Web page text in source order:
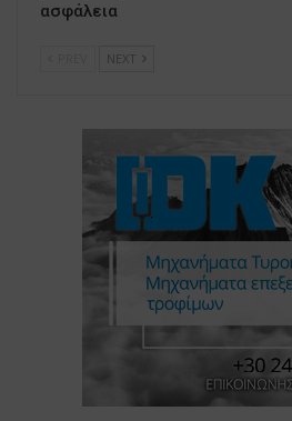
ασφάλεια
NEXT